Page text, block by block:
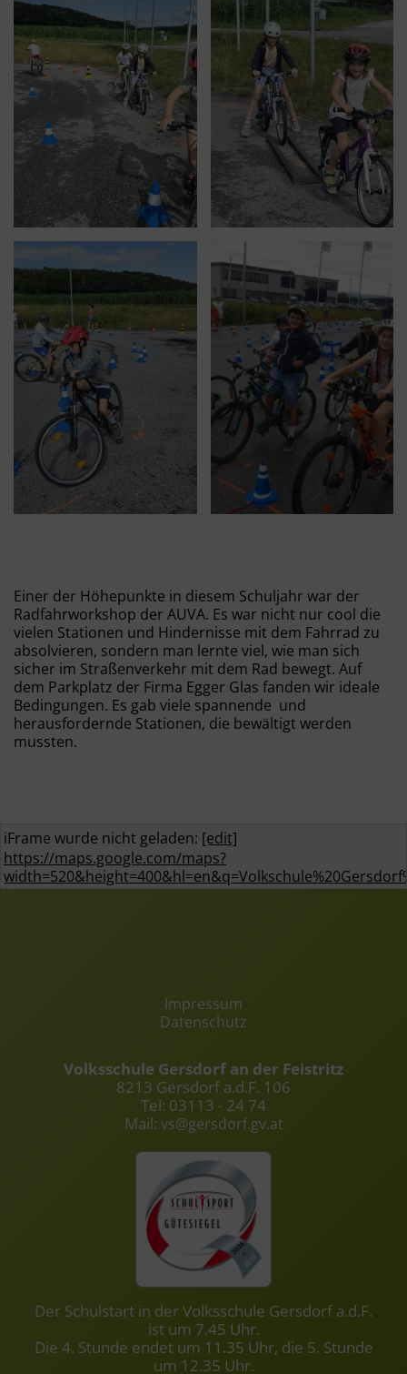
Einer der Höhepunkte in diesem Schuljahr war der
Radfahrworkshop der AUVA. Es war nicht nur cool die
vielen Stationen und Hindernisse mit dem Fahrrad zu
absolvieren, sondern man lernte viel, wie man sich
sicher im Straßenverkehr mit dem Rad bewegt. Auf
dem Parkplatz der Firma Egger Glas fanden wir ideale
Bedingungen. Es gab viele spannende und
herausfordernde Stationen, die bewältigt werden
mussten.
iFrame wurde nicht geladen: [edit]
https://maps.google.com/maps?
Impressum
Datenschutz
Volksschule Gersdorf an der Feistritz
8213 Gersdorf a.d.F. 106
Tel: 03113 - 24 74
Mail: vs@gersdorf.gv.at
Der Schulstart in der Volksschule Gersdorf a.d.F.
ist um 7.45 Uhr.
Die 4. Stunde endet um 11.35 Uhr, die 5. Stunde
um 12.35 Uhr.